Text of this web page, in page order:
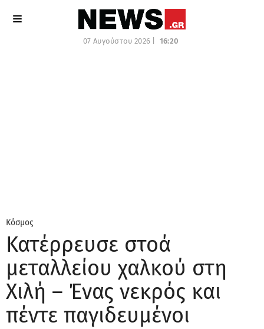
07 Αυγούστου 2026 | 16:20
Κόσμος
Κατέρρευσε στοά
μεταλλείου χαλκού στη
Χιλή – Ένας νεκρός και
πέντε παγιδευμένοι